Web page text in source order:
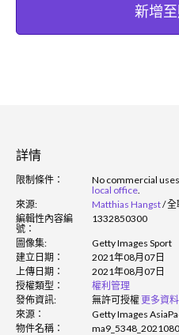
新增
詳情
限制條件：
No commercial
local office
來源:
Matthias Hangst/全
編輯性內容編
號：
1332850300
圖像集:
Getty Images Sport
建立日期：
2021年08月07日
上傳日期：
2021年08月07日
授權類型：
權利管理
發佈資訊:
無許可授權更多資料
來源：
Getty Images
物件名稱：